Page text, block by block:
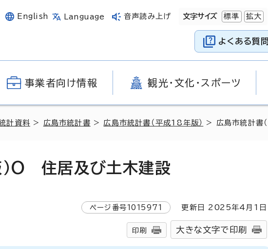
English Language 音声読み上げ 文字サイズ 標準 拡大
よくある質問
事業者向け情報 観光・文化・スポーツ
計資料 > 広島市統計書 > 広島市統計書（平成18年版） > 広島市統計書
）O 住居及び土木建設
ページ番号1015971 更新日 2025年4月1日
印刷 大きな文字で印刷